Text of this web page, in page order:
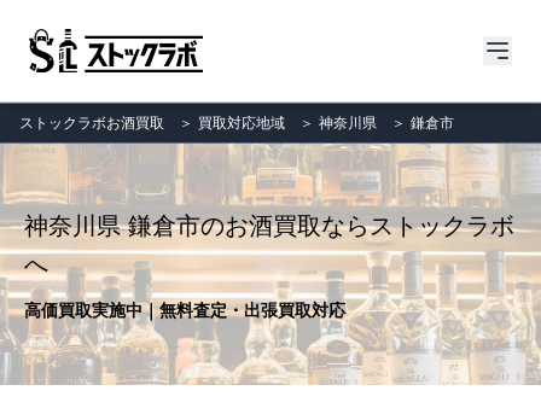
ストックラボお酒買取 ＞ 買取対応地域 ＞ 神奈川県 ＞ 鎌倉市
神奈川県 鎌倉市のお酒買取ならストックラボ
へ
高価買取実施中｜無料査定・出張買取対応